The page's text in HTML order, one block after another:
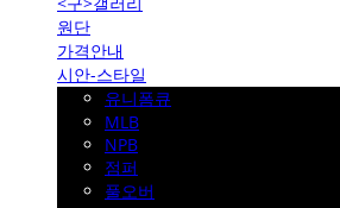
원단
가격안내
시안-스타일
유니폼큐
MLB
NPB
점퍼
풀오버